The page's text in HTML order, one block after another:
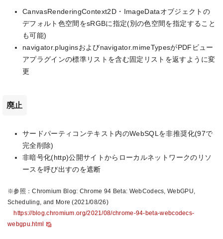
CanvasRenderingContext2D・ImageDataオブジェクトの
デフォルト色空間をsRGBに指定(別の色空間を指定すること
も可能)
navigator.pluginsおよびnavigator.mimeTypesがPDFビュー
アプラグインの標準リストを含む固定リストを返すように変
更
廃止
サードパーティコンテキスト内のWebSQLを非推奨化(97で
完全削除)
非暗号化(http)公開サイトからローカルネットワークのリソ
ースを呼び出すのを遮断
※参照：Chromium Blog: Chrome 94 Beta: WebCodecs, WebGPU,
Scheduling, and More (2021/08/26)
https://blog.chromium.org/2021/08/chrome-94-beta-webcodecs-
webgpu.html